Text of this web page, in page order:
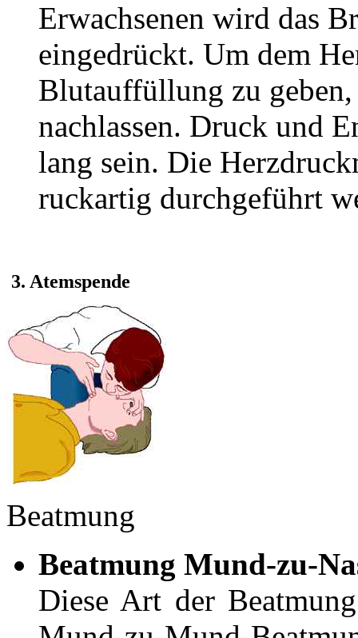
Erwachsenen wird das
eingedrückt. Um dem
Blutauffüllung zu
nachlassen. Druck und
lang sein. Die
ruckartig durchgeführt
3. Atemspende
Beatmung
Beatmung Mund-zu-
Diese Art der